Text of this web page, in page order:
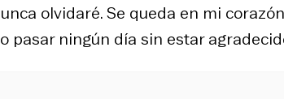
olvidaré. Se queda en mi
pasar ningún día sin estar